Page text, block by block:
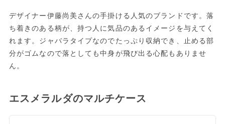
デザイナー伊藤尚美さんの手掛ける人気のブランドです。落
ち着きのある柄が、持つ人に気品のあるイメージを与えてく
れます。ジャバラタイプなのでたっぷり収納でき、止める部
分がゴムなので落としても中身が飛び出る心配もありませ
ん。
エスメラルダのマルチケース